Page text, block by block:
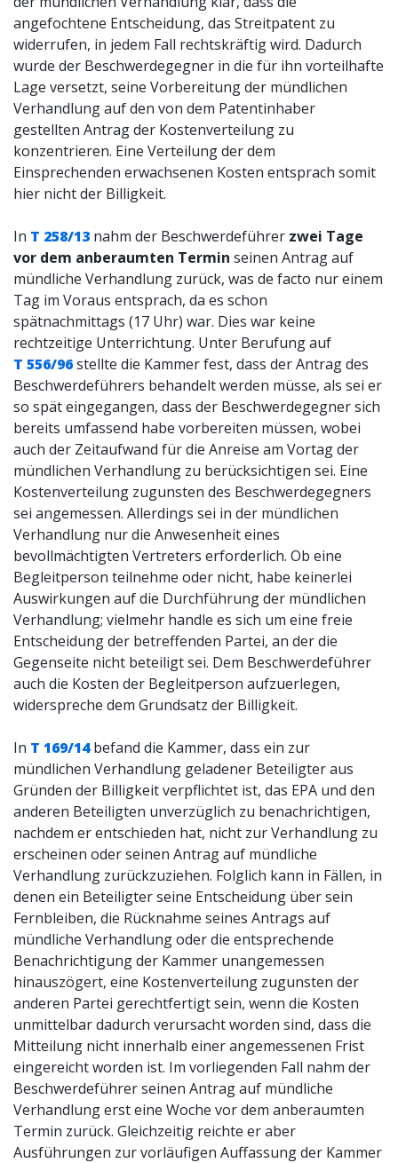
angefochtene Entscheidung, das Streitpatent zu
widerrufen, in jedem Fall rechtskräftig wird. Dadurch
wurde der Beschwerdegegner in die für ihn vorteilhafte
Lage versetzt, seine Vorbereitung der mündlichen
Verhandlung auf den von dem Patentinhaber
gestellten Antrag der Kostenverteilung zu
konzentrieren. Eine Verteilung der dem
Einsprechenden erwachsenen Kosten entsprach somit
hier nicht der Billigkeit.
In T 258/13 nahm der Beschwerdeführer zwei Tage
vor dem anberaumten Termin seinen Antrag auf
mündliche Verhandlung zurück, was de facto nur einem
Tag im Voraus entsprach, da es schon
spätnachmittags (17 Uhr) war. Dies war keine
rechtzeitige Unterrichtung. Unter Berufung auf
T 556/96stellte die Kammer fest, dass der Antrag des
Beschwerdeführers behandelt werden müsse, als sei er
so spät eingegangen, dass der Beschwerdegegner sich
bereits umfassend habe vorbereiten müssen, wobei
auch der Zeitaufwand für die Anreise am Vortag der
mündlichen Verhandlung zu berücksichtigen sei. Eine
Kostenverteilung zugunsten des Beschwerdegegners
sei angemessen. Allerdings sei in der mündlichen
Verhandlung nur die Anwesenheit eines
bevollmächtigten Vertreters erforderlich. Ob eine
Begleitperson teilnehme oder nicht, habe keinerlei
Auswirkungen auf die Durchführung der mündlichen
Verhandlung; vielmehr handle es sich um eine freie
Entscheidung der betreffenden Partei, an der die
Gegenseite nicht beteiligt sei. Dem Beschwerdeführer
auch die Kosten der Begleitperson aufzuerlegen,
widerspreche dem Grundsatz der Billigkeit.
In T 169/14befand die Kammer, dass ein zur
mündlichen Verhandlung geladener Beteiligter aus
Gründen der Billigkeit verpflichtet ist, das EPA und den
anderen Beteiligten unverzüglich zu benachrichtigen,
nachdem er entschieden hat, nicht zur Verhandlung zu
erscheinen oder seinen Antrag auf mündliche
Verhandlung zurückzuziehen. Folglich kann in Fällen, in
denen ein Beteiligter seine Entscheidung über sein
Fernbleiben, die Rücknahme seines Antrags auf
mündliche Verhandlung oder die entsprechende
Benachrichtigung der Kammer unangemessen
hinauszögert, eine Kostenverteilung zugunsten der
anderen Partei gerechtfertigt sein, wenn die Kosten
unmittelbar dadurch verursacht worden sind, dass die
Mitteilung nicht innerhalb einer angemessenen Frist
eingereicht worden ist. Im vorliegenden Fall nahm der
Beschwerdeführer seinen Antrag auf mündliche
Verhandlung erst eine Woche vor dem anberaumten
Termin zurück. Gleichzeitig reichte er aber
Ausführungen zur vorläufigen Auffassung der Kammer